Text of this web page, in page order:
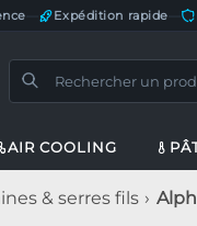
Expédition rapide
AIR COOLING
& serres fils